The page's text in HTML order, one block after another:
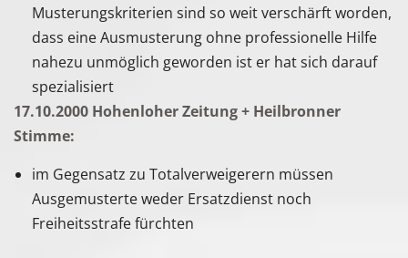
Musterungskriterien sind so weit verschärft worden,
dass eine Ausmusterung ohne professionelle Hilfe
nahezu unmöglich geworden ist er hat sich darauf
spezialisiert
17.10.2000 Hohenloher Zeitung + Heilbronner
Stimme:
im Gegensatz zu Totalverweigerern müssen
Ausgemusterte weder Ersatzdienst noch
Freiheitsstrafe fürchten